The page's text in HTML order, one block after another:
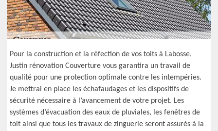
Pour la construction et la réfection de vos toits à Labosse,
Justin rénovation Couverture vous garantira un travail de
qualité pour une protection optimale contre les intempéries.
Je mettrai en place les échafaudages et les dispositifs de
sécurité nécessaire à l’avancement de votre projet. Les
systèmes d’évacuation des eaux de pluviales, les fenêtres de
toit ainsi que tous les travaux de zinguerie seront assurés à la